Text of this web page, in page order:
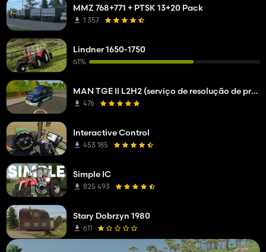
MMZ 768+771 + PTSK 13+20 Pack
1 357
Lindner 1650-1750
61%
MAN TGE II L2H2 (serviço de resolução de problemas da empresa de rede)
476
Interactive Control
453 185
Simple IC
825 493
Stary Dobrzyn 1980
611